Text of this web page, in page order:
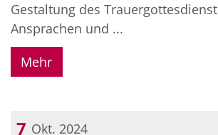
Gestaltung des
Ansprachen und ...
Mehr
7 Okt. 2024